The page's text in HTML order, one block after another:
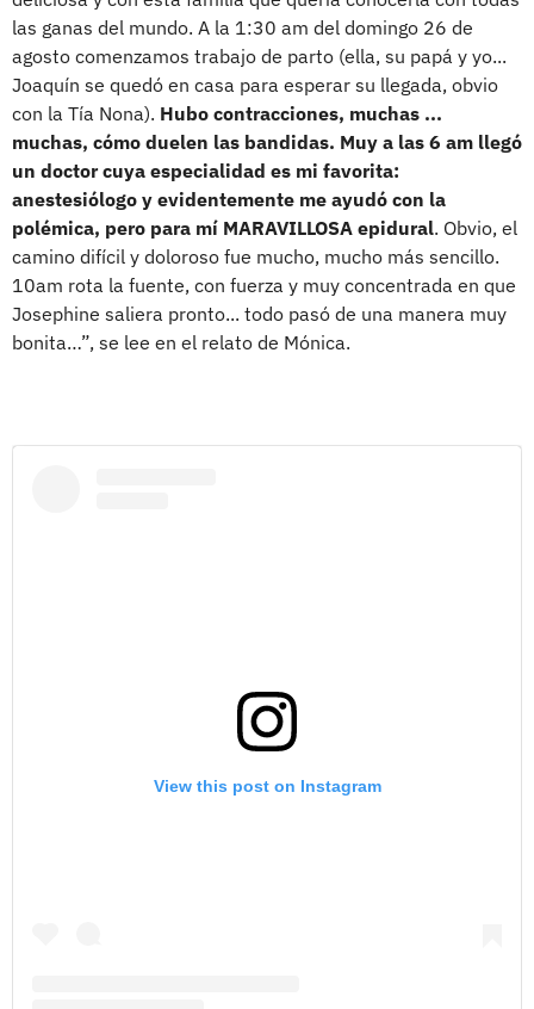
las ganas del mundo. A la 1:30 am del domingo 26 de
agosto comenzamos trabajo de parto (ella, su papá y yo...
Joaquín se quedó en casa para esperar su llegada, obvio
con la Tía Nona). Hubo contracciones, muchas ...
muchas, cómo duelen las bandidas. Muy a las 6 am llegó
un doctor cuya especialidad es mi favorita:
anestesiólogo y evidentemente me ayudó con la
polémica, pero para mí MARAVILLOSA epidural. Obvio, el
camino difícil y doloroso fue mucho, mucho más sencillo.
10am rota la fuente, con fuerza y muy concentrada en que
Josephine saliera pronto... todo pasó de una manera muy
bonita…”, se lee en el relato de Mónica.
View this post on Instagram